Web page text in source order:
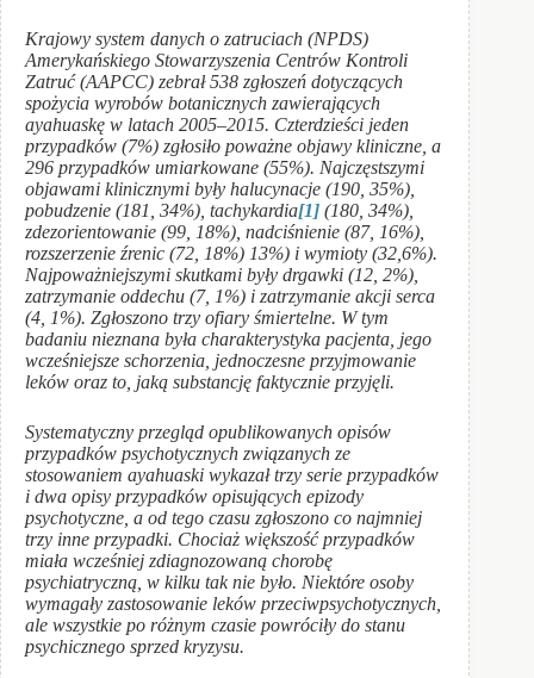
Krajowy system danych o zatruciach (NPDS)
Amerykańskiego Stowarzyszenia Centrów Kontroli
Zatruć (AAPCC) zebrał 538 zgłoszeń dotyczących
spożycia wyrobów botanicznych zawierających
ayahuaskę w latach 2005–2015. Czterdzieści jeden
przypadków (7%) zgłosiło poważne objawy kliniczne, a
296 przypadków umiarkowane (55%). Najczęstszymi
objawami klinicznymi były halucynacje (190, 35%),
pobudzenie (181, 34%), tachykardia[1] (180, 34%),
zdezorientowanie (99, 18%), nadciśnienie (87, 16%),
rozszerzenie źrenic (72, 18%) 13%) i wymioty (32,6%).
Najpoważniejszymi skutkami były drgawki (12, 2%),
zatrzymanie oddechu (7, 1%) i zatrzymanie akcji serca
(4, 1%). Zgłoszono trzy ofiary śmiertelne. W tym
badaniu nieznana była charakterystyka pacjenta, jego
wcześniejsze schorzenia, jednoczesne przyjmowanie
leków oraz to, jaką substancję faktycznie przyjęli.
Systematyczny przegląd opublikowanych opisów
przypadków psychotycznych związanych ze
stosowaniem ayahuaski wykazał trzy serie przypadków
i dwa opisy przypadków opisujących epizody
psychotyczne, a od tego czasu zgłoszono co najmniej
trzy inne przypadki. Chociaż większość przypadków
miała wcześniej zdiagnozowaną chorobę
psychiatryczną, w kilku tak nie było. Niektóre osoby
wymagały zastosowanie leków przeciwpsychotycznych,
ale wszystkie po różnym czasie powróciły do stanu
psychicznego sprzed kryzysu.